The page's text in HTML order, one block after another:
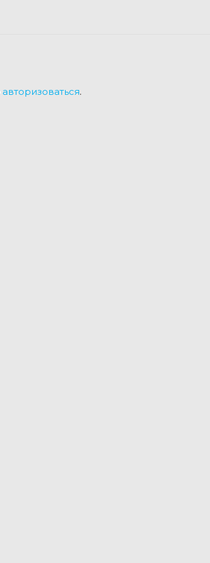
авторизоваться.